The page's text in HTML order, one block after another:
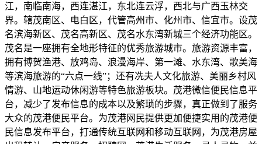
江，南临南海，西连湛江，东北连云浮，西北与广西玉林交
界。辖茂南区、电白区，代管高州市、化州市、信宜市。设茂
名滨海新区、茂名高新区、茂名水东湾新城三个经济功能区。
茂名是一座拥有全地形特征的优秀旅游城市。旅游资源丰富，
拥有博贺渔港、放鸡岛、浪漫海岸、第一滩、水东湾、歌美海
等滨海旅游的“六点一线”；还有冼夫人文化旅游、美丽乡村风
情游、山地运动休闲游等特色旅游板块。茂港微信便民信息平
台，减少了发布信息的成本以及繁琐的步骤，真正做到了服务
大众的茂港便民平台。为茂港网民提供更加便捷实用的茂港便
民信息发布平台，打通传统互联网和移动互联网，为茂港房屋